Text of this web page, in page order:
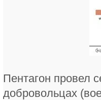
Пентагон провел
добровольцах